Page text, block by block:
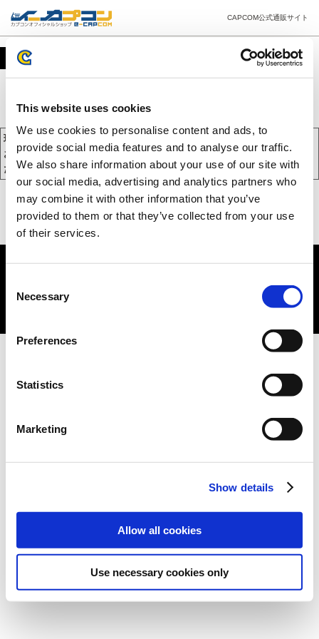
This website uses cookies
We use cookies to personalise content and ads, to
provide social media features and to analyse our traffic.
We also share information about your use of our site with
our social media, advertising and analytics partners who
may combine it with other information that you’ve
provided to them or that they’ve collected from your use
of their services.
Selection
Necessary
Preferences
Statistics
Marketing
Show details
Allow all cookies
Use necessary cookies only
CAPCOM公式通販サイト
カート
現在、カートには商品が入っておりません。
お買い物を続けるには下の 「お買い物を続ける」 をクリックしてく
ださい。